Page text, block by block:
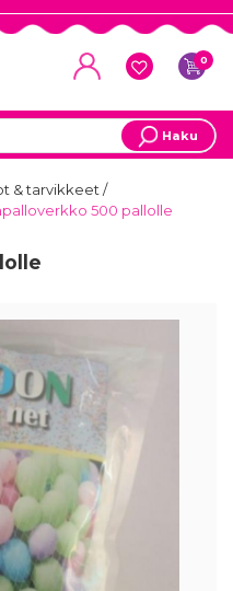
0
Haku
& tarvikkeet/
500 pallolle